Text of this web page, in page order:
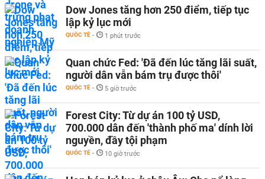
Dow Jones tăng hơn 250 điểm, tiếp tục
lập kỷ lục mới
QUỐC TẾ - 1 phút trước
Quan chức Fed: 'Đã đến lúc tăng lãi suất,
người dân vẫn bám trụ được thôi'
QUỐC TẾ - 5 giờ trước
Forest City: Từ dự án 100 tỷ USD,
700.000 dân đến 'thành phố ma' dính lời
nguyền, đầy tội phạm
QUỐC TẾ - 10 giờ trước